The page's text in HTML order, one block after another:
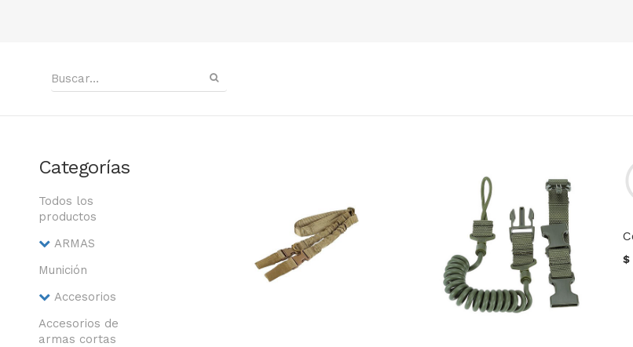
Categorías
Todos los
productos
ARMAS
Munición
Accesorios
Accesorios de
armas cortas
$